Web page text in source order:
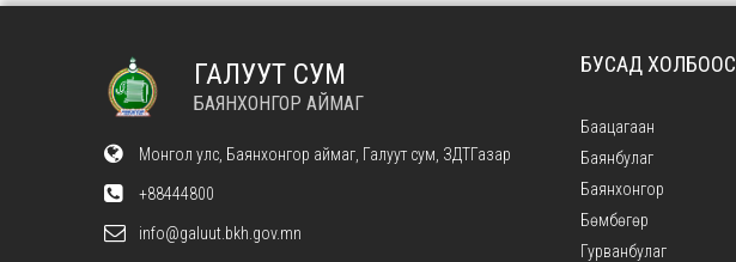
ГАЛУУТ СУМ
БАЯНХОНГОР АЙМАГ
Монгол улс, Баянхонгор аймаг, Галуут сум, ЗДТГазар
+88444800
info@galuut.bkh.gov.mn
БУСАД ХОЛБООС
Баацагаан
Баянбулаг
Баянхонгор
Бөмбөгөр
Гурванбулаг